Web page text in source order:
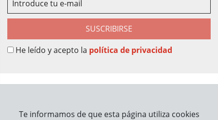
SUSCRIBIRSE
He leído y acepto la política de privacidad
Te informamos de que esta página utiliza cookies